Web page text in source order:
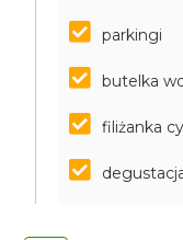
parkingi
butelka
filiżanka